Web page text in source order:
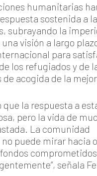
humanitarias
sostenida a
subrayando la
visión a largo
para
los refugiados y de
acogida de la
que la respuesta a
pero la vida de
La comunidad
puede mirar hacia
señala